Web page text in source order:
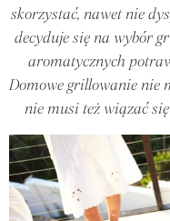
skorzystać, nawet nie
decyduje się na wybór
aromatycznych
Domowe grillowanie nie
nie musi też wiązać